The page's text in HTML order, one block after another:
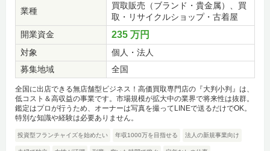
業種
買取販売（ブランド・貴金属）、買
取・リサイクルショップ・古着屋
開業資金
235 万円
対象
個人・法人
募集地域
全国
全国に出店できる無店舗型ビジネス！高価買取専門店の『大判小判』は、
低コスト＆高収益の事業です。市場規模が拡大中の業界で将来性は抜群。
鑑定はプロが行うため、オーナーは写真を撮ってLINEで送るだけでOK。
特別な知識や経験は必要ありません。
投資型フランチャイズを始めたい 年収1000万を目指せる 法人の新規事業向け